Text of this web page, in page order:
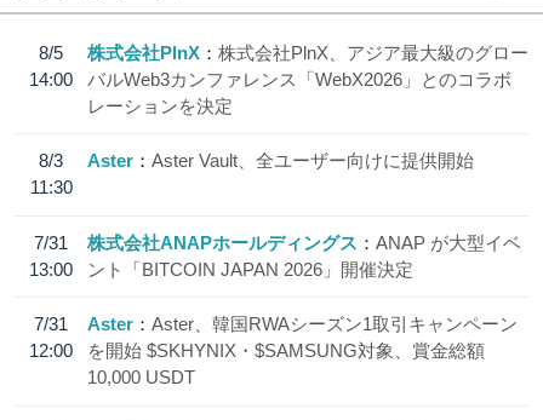
8/5
14:00
株式会社PlnX
株式会社PlnX、アジア最大級のグロー
バルWeb3カンファレンス「WebX2026」とのコラボ
レーションを決定
8/3
11:30
Aster Aster Vault、全ユーザー向けに提供開始
7/31
13:00
株式会社ANAPホールディングス
ANAP が大型イベ
ント「BITCOIN JAPAN 2026」開催決定
7/31
12:00
Aster
Aster、韓国RWAシーズン1取引キャンペーン
を開始 $SKHYNIX・$SAMSUNG対象、賞金総額
10,000 USDT